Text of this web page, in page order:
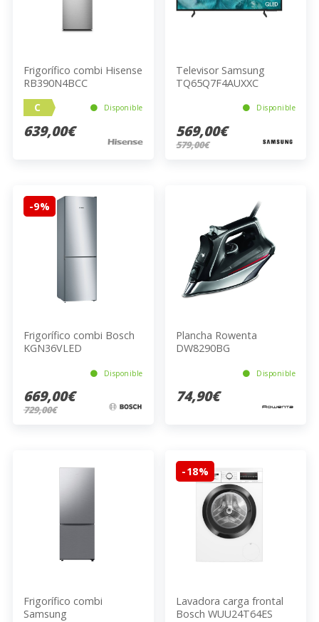
Frigorífico combi Hisense
RB390N4BCC
C
Disponible
639,00€
Televisor Samsung
TQ65Q7F4AUXXC
Disponible
569,00€
579,00€
-9%
Frigorífico combi Bosch
KGN36VLED
Disponible
669,00€
729,00€
Plancha Rowenta
DW8290BG
Disponible
74,90€
Frigorífico combi
Samsung
-18%
Lavadora carga frontal
Bosch WUU24T64ES